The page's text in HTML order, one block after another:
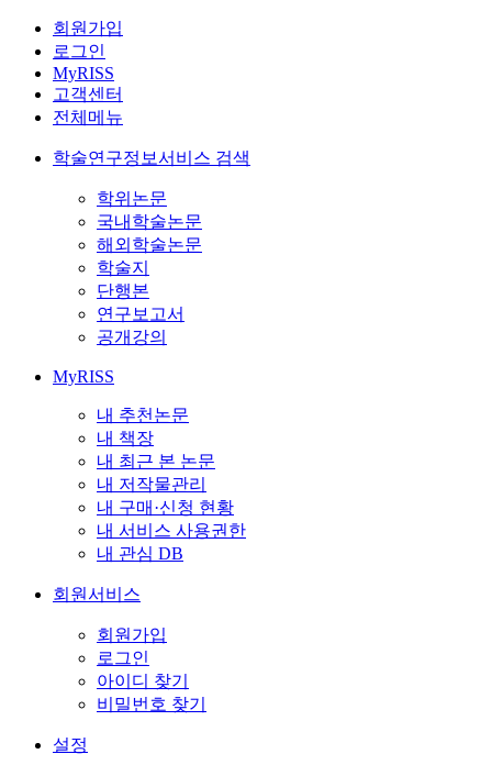
회원가입
로그인
MyRISS
고객센터
전체메뉴
학술연구정보서비스 검색
학위논문
국내학술논문
해외학술논문
학술지
단행본
연구보고서
공개강의
MyRISS
내 추천논문
내 책장
내 최근 본 논문
내 저작물관리
내 구매·신청 현황
내 서비스 사용권한
내 관심 DB
회원서비스
회원가입
로그인
아이디 찾기
비밀번호 찾기
설정